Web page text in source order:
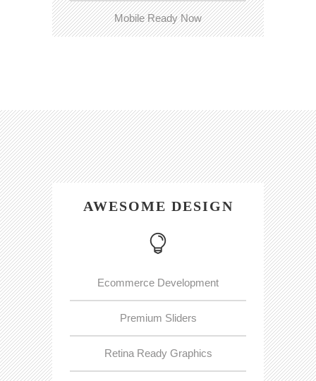
Mobile Ready Now
AWESOME DESIGN
Ecommerce Development
Premium Sliders
Retina Ready Graphics